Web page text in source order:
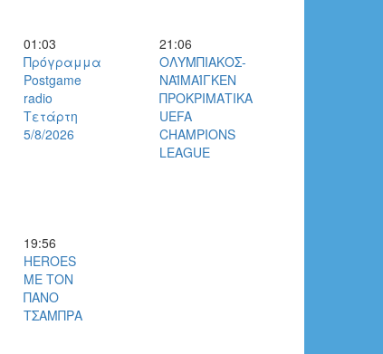
01:03
Πρόγραμμα
Postgame
radio
Τετάρτη
5/8/2026
21:06
ΟΛΥΜΠΙΑΚΟΣ-
ΝΑΪΜΑΊΓΚΕΝ
ΠΡΟΚΡΙΜΑΤΙΚΑ
UEFA
CHAMPIONS
LEAGUE
19:56
HEROES
ΜΕ ΤΟΝ
ΠΑΝΟ
ΤΣΑΜΠΡΑ